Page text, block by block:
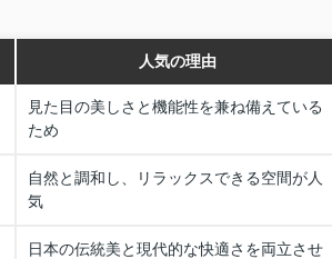
人気の理由
見た目の美しさと機能性を兼ね備えている
ため
自然と調和し、リラックスできる空間が人
気
日本の伝統美と現代的な快適さを両立させ